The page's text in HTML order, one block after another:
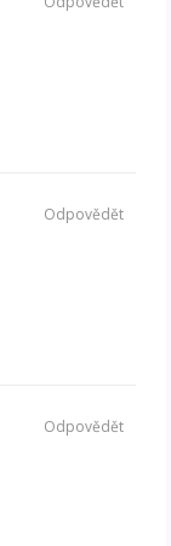
Odpovědět
Odpovědět